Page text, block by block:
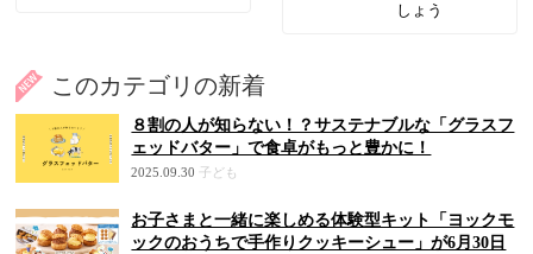
しょう
このカテゴリの新着
８割の人が知らない！？サステナブルな「グラスフ
ェッドバター」で食卓がもっと豊かに！
2025.09.30 子ども
お子さまと一緒に楽しめる体験型キット「ヨックモ
ックのおうちで手作りクッキーシュー」が6月30日